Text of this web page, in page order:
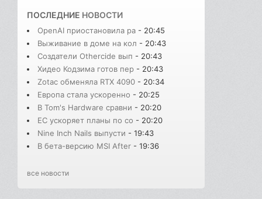
ПОСЛЕДНИЕ НОВОСТИ
OpenAI приостановила ра - 20:45
Выживание в доме на кол - 20:43
Создатели Othercide вып - 20:43
Хидео Кодзима готов пер - 20:43
Zotac обменяла RTX 4090 - 20:34
Европа стала ускоренно - 20:25
В Tom's Hardware сравни - 20:20
ЕС ускоряет планы по со - 20:20
Nine Inch Nails выпусти - 19:43
В бета-версию MSI After - 19:36
все новости